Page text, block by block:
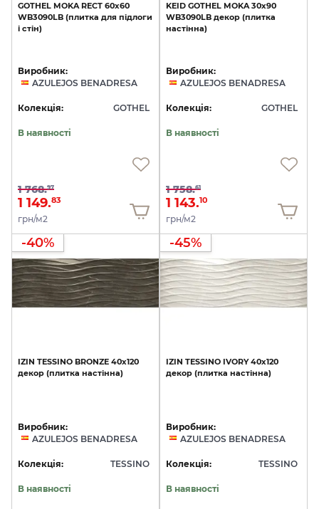
GOTHEL MOKA RECT 60х60
WB3090LB (плитка для підлоги
і стін)
Виробник:
AZULEJOS BENADRESA
Колекція: GOTHEL
В наявності
1 768.97
1 149.83
грн/м2
KEID GOTHEL MOKA 30х90
WB3090LB декор (плитка
настінна)
Виробник:
AZULEJOS BENADRESA
Колекція: GOTHEL
В наявності
1 758.61
1 143.10
грн/м2
-40%
IZIN TESSINO BRONZE 40х120
декор (плитка настінна)
Виробник:
AZULEJOS BENADRESA
Колекція: TESSINO
В наявності
-45%
IZIN TESSINO IVORY 40х120
декор (плитка настінна)
Виробник:
AZULEJOS BENADRESA
Колекція: TESSINO
В наявності